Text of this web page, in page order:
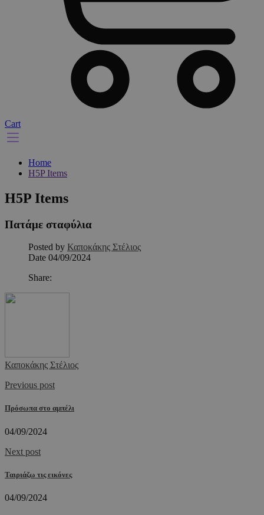
Cart
Home
H5P Items
H5P Items
Πατάμε σταφύλια
Posted by Καποκάκης Στέλιος
Date 04/09/2024
Share:
Καποκάκης Στέλιος
Previous post
Πρόσωπα στο αμπέλι
04/09/2024
Next post
Ταιριάζω τις εικόνες
04/09/2024